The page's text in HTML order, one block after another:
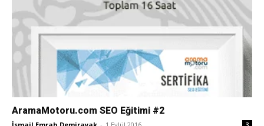
AramaMotoru.com SEO Eğitimi #2